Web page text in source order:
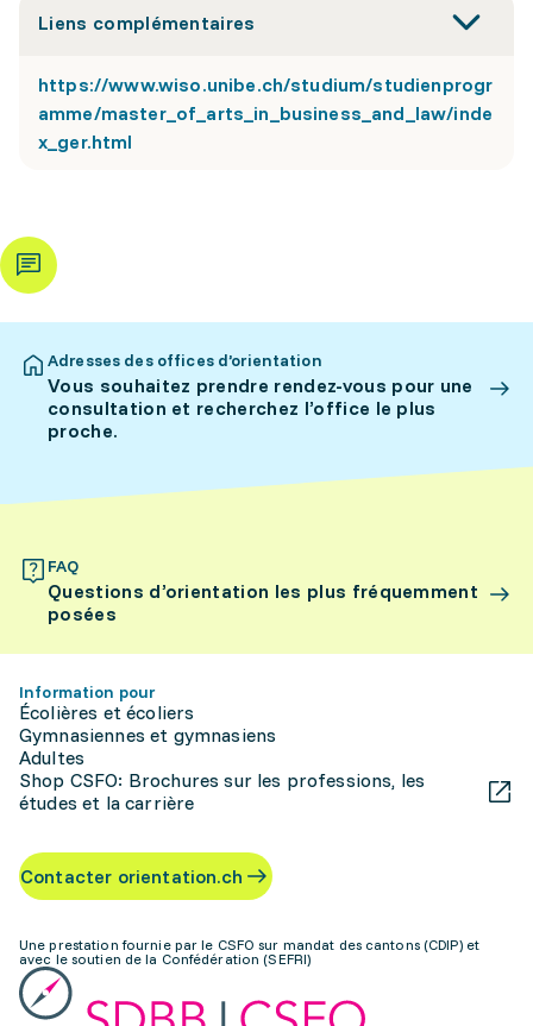
Liens complémentaires
https://www.wiso.unibe.ch/studium/studienprogr
amme/master_of_arts_in_business_and_law/inde
x_ger.html
Adresses des offices d’orientation
Vous souhaitez prendre rendez-vous pour une
consultation et recherchez l’office le plus
proche.
FAQ
Questions d’orientation les plus fréquemment
posées
Information pour
Écolières et écoliers
Gymnasiennes et gymnasiens
Adultes
Shop CSFO: Brochures sur les professions, les
études et la carrière
Contacter orientation.ch
Une prestation fournie par le CSFO sur mandat des cantons (CDIP) et
avec le soutien de la Confédération (SEFRI)